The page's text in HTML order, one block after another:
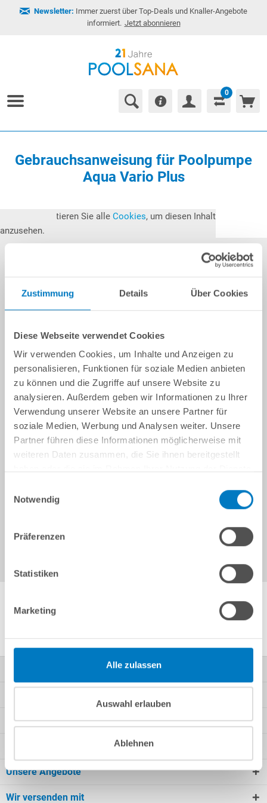
Zustimmung Details Über Cookies
Diese Webseite verwendet Cookies
Wir verwenden Cookies, um Inhalte und Anzeigen zu
personalisieren, Funktionen für soziale Medien anbieten
zu können und die Zugriffe auf unsere Website zu
analysieren. Außerdem geben wir Informationen zu Ihrer
Verwendung unserer Website an unsere Partner für
soziale Medien, Werbung und Analysen weiter. Unsere
Partner führen diese Informationen möglicherweise mit
weiteren Daten zusammen, die Sie ihnen bereitgestellt
Notwendig
Präferenzen
Statistiken
Marketing
Alle zulassen
Auswahl erlauben
Ablehnen
Newsletter: Immer zuerst über Top-Deals und Knaller-Angebote
informiert. Jetzt abonnieren
0
Gebrauchsanweisung für Poolpumpe
Aqua Vario Plus
Bitte akzeptieren Sie alle Cookies, um diesen Inhalt
anzusehen.
Weitere Anleitungen von POOLSANA
Kundeninformationen
Rechtliche Informationen
Unsere Angebote
Wir versenden mit